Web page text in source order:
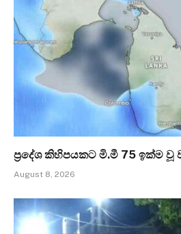
ප්‍රදේශ කිහිපයකට මි.මී 75 ඉක්ම වූ
August 8, 2026